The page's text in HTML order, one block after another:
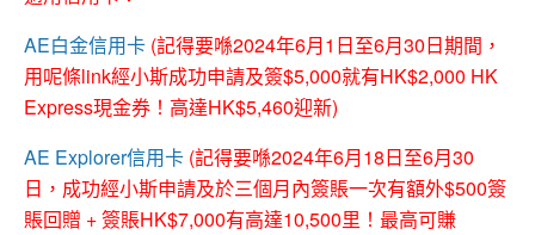
AE白金信用卡 (記得要喺2024年6月1日至6月30日期間，
用呢條link經小斯成功申請及簽$5,000就有HK$2,000 HK
Express現金券！高達HK$5,460迎新)
AE Explorer信用卡 (記得要喺2024年6月18日至6月30
日，成功經小斯申請及於三個月內簽賬一次有額外$500簽
賬回贈 + 簽賬HK$7,000有高達10,500里！最高可賺